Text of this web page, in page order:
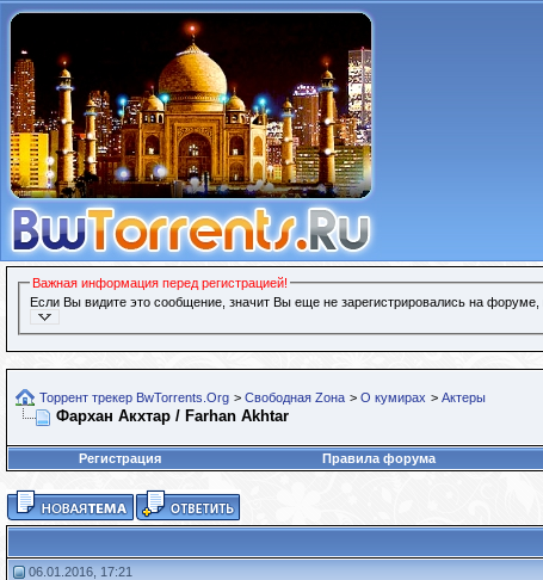
Важная информация перед регистрацией!
Если Вы видите это сообщение, значит Вы еще не зарегистрировались на
Торрент трекер BwTorrents.Org > Свободная Zона > О кумирах > Актеры
Фархан Акхтар / Farhan Akhtar
Регистрация
Правила форума
06.01.2016, 17:21